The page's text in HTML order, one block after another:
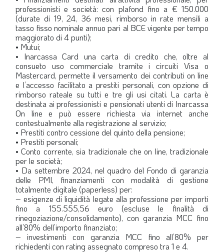
professionisti e società: con plafond fino a € 150.000
(durate di 19, 24, 36 mesi, rimborso in rate mensili a
tasso fisso nominale annuo pari al BCE vigente per tempo
maggiorato di 4 punti);
• Mutui;
• Inarcassa Card una carta di credito che, oltre al
consueto uso commerciale tramite i circuiti Visa o
Mastercard, permette il versamento dei contributi on line
e l’accesso facilitato a prestiti personali, con opzione di
rimborso rateale su tutti e tre gli usi citati. La carta è
destinata ai professionisti e pensionati utenti di Inarcassa
On line e può essere richiesta via internet anche
contestualmente alla registrazione al servizio;
• Prestiti contro cessione del quinto della pensione;
• Prestiti personali;
• Conto corrente, sia tradizionale che on line, tradizionale
per le società;
• Da settembre 2024, nel quadro del Fondo di garanzia
delle PMI, finanziamenti con modalità di gestione
totalmente digitale (paperless) per:
– esigenze di liquidità legate alla professione per importi
fino a 155.555,56 euro (escluse le finalità di
rinegoziazione/consolidamento), con garanzia MCC fino
all’80% dell’importo finanziato;
– investimenti con garanzia MCC fino all’80% per
richiedenti con rating assegnato compreso tra 1 e 4.